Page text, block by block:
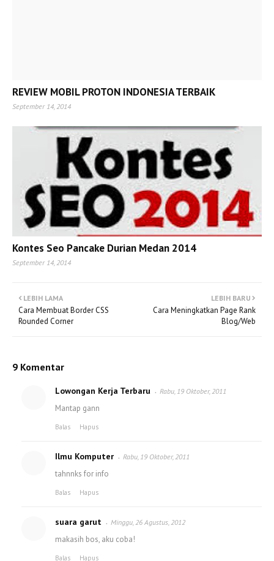
REVIEW MOBIL PROTON INDONESIA TERBAIK
September 14, 2014
Kontes Seo Pancake Durian Medan 2014
September 14, 2014
LEBIH BARU
Cara Meningkatkan Page Rank
Blog/Web
LEBIH LAMA
Cara Membuat Border CSS
Rounded Corner
9 Komentar
Lowongan Kerja Terbaru Rabu, 19 Oktober, 2011
Mantap gann
Balas Hapus
Ilmu Komputer Rabu, 19 Oktober, 2011
tahnnks for info
Balas Hapus
suara garut Minggu, 26 Agustus, 2012
makasih bos, aku coba!
Balas Hapus